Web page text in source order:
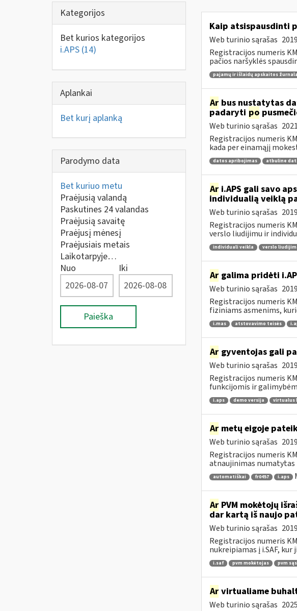
Kategorijos
Bet kurios kategorijos
i.APS (14)
Aplankai
Bet kurį aplanką
Parodymo data
Bet kuriuo metu
Praėjusią valandą
Paskutines 24 valandas
Praėjusią savaitę
Praėjusį mėnesį
Praėjusiais metais
Laikotarpyje…
Nuo
Iki
Paieška
Kaip atsispausdinti
Web turinio sąrašas
Registracijos numeris
pačios naršyklės
pajamų ir išlaidų apskaitos
Arbus nustatytas
padaryti po
Web turinio sąrašas
Registracijos numeris
kada per einamąjį
datos apribojimas atbuline
Ari.APS gali savo
individualią veiklą
Web turinio sąrašas
Registracijos numeris
verslo liudijimu ir
individuali veikla verslo
Argalima pridėti
Web turinio sąrašas
Registracijos numeris
fiziniams asmenims,
i.mas atstovavimo teisės
Argyventojas gali
Web turinio sąrašas
Registracijos numeris
funkcijomis ir
i.aps demo versija virtualus
Armetų eigoje
Web turinio sąrašas
Registracijos numeris
atnaujinimas numatytas
automatiškai fr0457 i.aps
ArPVM mokėtojų
dar kartą iš naujo
Web turinio sąrašas
Registracijos numeris
nukreipiamas į i.SAF,
i.saf pvm mokėtojas pvm
Arvirtualiame
Web turinio sąrašas